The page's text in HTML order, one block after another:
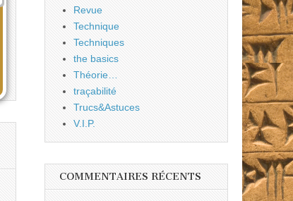
Revue
Technique
Techniques
the basics
Théorie…
traçabilité
Trucs&Astuces
V.I.P.
COMMENTAIRES RÉCENTS